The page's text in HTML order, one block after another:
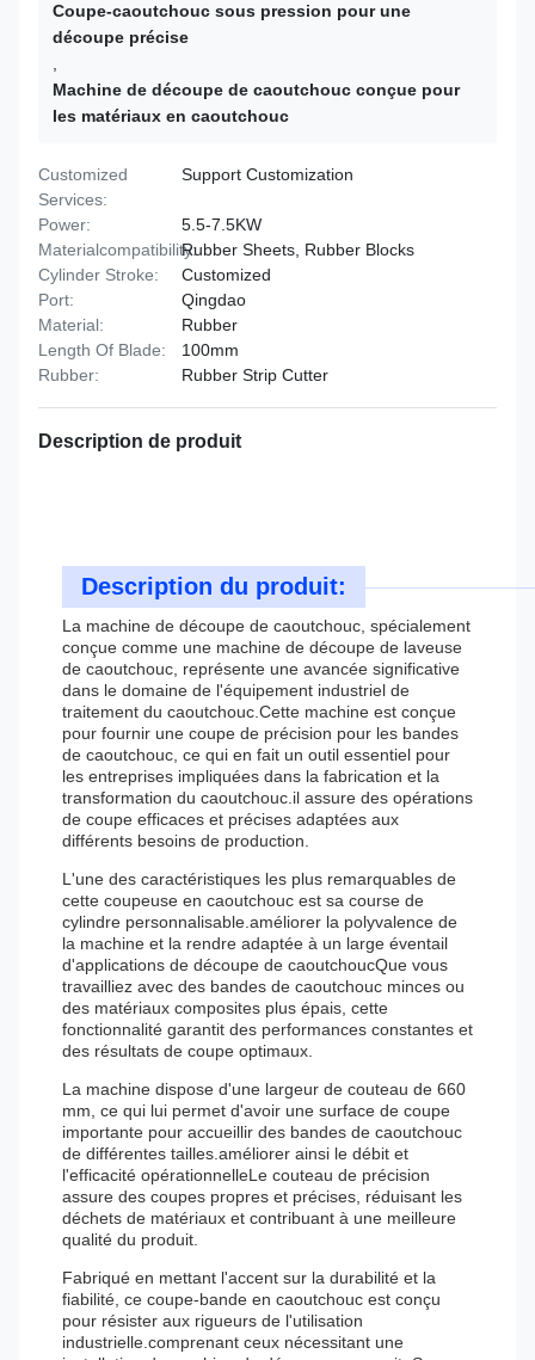
Coupe-caoutchouc sous pression pour une
découpe précise
Machine de découpe de caoutchouc conçue pour
les matériaux en caoutchouc
Customized
Services:
Support Customization
Power:
5.5-7.5KW
Materialcompatibility:Rubber Sheets, Rubber Blocks
Cylinder Stroke:
Customized
Port:
Qingdao
Material:
Rubber
Length Of Blade:
100mm
Rubber:
Rubber Strip Cutter
Description de produit
Description du produit:
La machine de découpe de caoutchouc, spécialement
conçue comme une machine de découpe de laveuse
de caoutchouc, représente une avancée significative
dans le domaine de l'équipement industriel de
traitement du caoutchouc.Cette machine est conçue
pour fournir une coupe de précision pour les bandes
de caoutchouc, ce qui en fait un outil essentiel pour
les entreprises impliquées dans la fabrication et la
transformation du caoutchouc.il assure des opérations
de coupe efficaces et précises adaptées aux
différents besoins de production.
L'une des caractéristiques les plus remarquables de
cette coupeuse en caoutchouc est sa course de
cylindre personnalisable.améliorer la polyvalence de
la machine et la rendre adaptée à un large éventail
d'applications de découpe de caoutchoucQue vous
travailliez avec des bandes de caoutchouc minces ou
des matériaux composites plus épais, cette
fonctionnalité garantit des performances constantes et
des résultats de coupe optimaux.
La machine dispose d'une largeur de couteau de 660
mm, ce qui lui permet d'avoir une surface de coupe
importante pour accueillir des bandes de caoutchouc
de différentes tailles.améliorer ainsi le débit et
l'efficacité opérationnelleLe couteau de précision
assure des coupes propres et précises, réduisant les
déchets de matériaux et contribuant à une meilleure
qualité du produit.
Fabriqué en mettant l'accent sur la durabilité et la
fiabilité, ce coupe-bande en caoutchouc est conçu
pour résister aux rigueurs de l'utilisation
industrielle.comprenant ceux nécessitant une